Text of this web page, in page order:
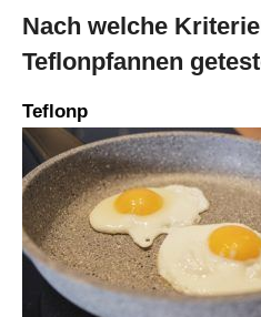
Nach welche
Teflonpfannen
Teflonp